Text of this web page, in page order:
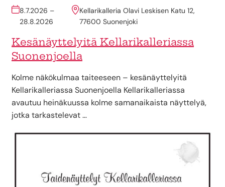
8.7.2026 –
28.8.2026
Kellarikalleria Olavi Leskisen Katu 12,
77600 Suonenjoki
Kesänäyttelyitä Kellarikalleriassa
Suonenjoella
Kolme näkökulmaa taiteeseen – kesänäyttelyitä
Kellarikalleriassa Suonenjoella Kellarikalleriassa
avautuu heinäkuussa kolme samanaikaista näyttelyä,
jotka tarkastelevat …